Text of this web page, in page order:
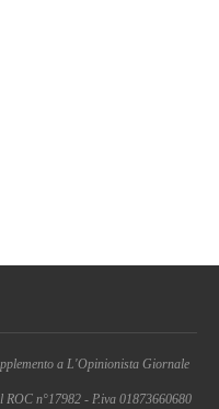
a L'Opinionista Giornale
n°17982 - P.iva 01873660680